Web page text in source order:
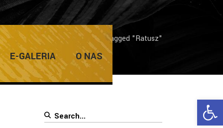
E-GALERIA O NAS
Home / Posts tagged "Ratusz"
Search